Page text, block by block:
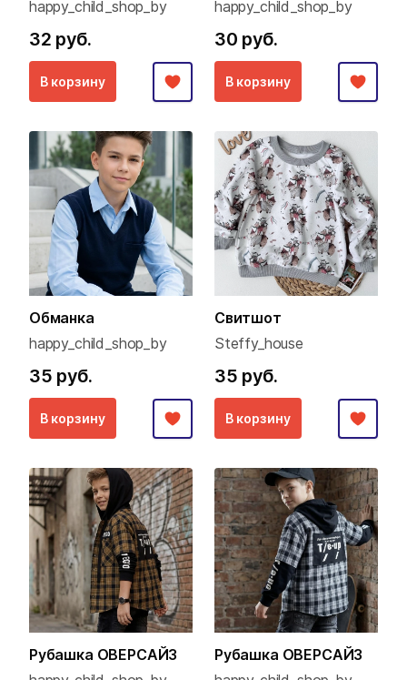
happy_child_shop_by
32 руб.
В корзину
happy_child_shop_by
30 руб.
В корзину
Обманка
happy_child_shop_by
35 руб.
В корзину
Свитшот
Steffy_house
35 руб.
В корзину
Рубашка ОВЕРСАЙЗ
Рубашка ОВЕРСАЙЗ